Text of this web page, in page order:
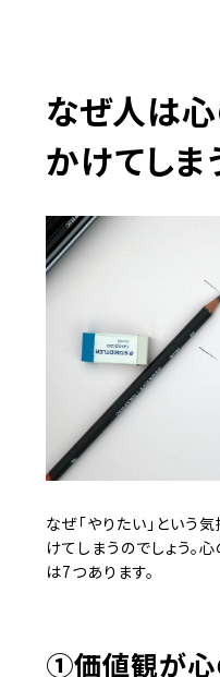
なぜ人は
かけてしま
なぜ「やりたい」という
けてしまうのでしょう。
は7つあります。
①価値観が心